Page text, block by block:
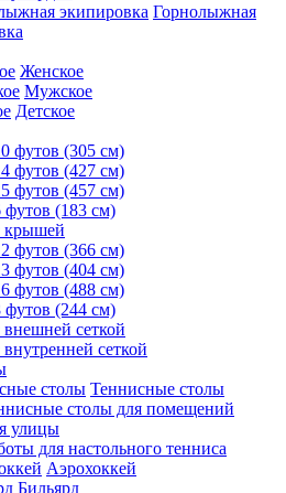
Горнолыжная
Женское
Мужское
Детское
футов (305 см)
футов (427 см)
футов (457 см)
футов (183 см)
крышей
футов (366 см)
футов (404 см)
футов (488 см)
футов (244 см)
внешней сеткой
сеткой
Теннисные столы
столы для помещений
улицы
для настольного тенниса
Аэрохоккей
Бильярд